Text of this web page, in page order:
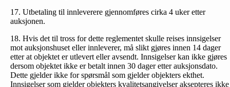
17. Utbetaling til innleverere gjennomføres cirka 4 uker etter
auksjonen.
18. Hvis det til tross for dette reglementet skulle reises inn­sigelser
mot auksjonshuset eller innleverer, må slikt gjøres innen 14 dager
etter at objektet er utlevert eller avsendt. Innsigelser kan ikke gjøres
dersom objektet ikke er betalt innen 30 dager etter auksjonsdato.
Dette gjelder ikke for spørsmål som gjelder objekters ekthet.
Innsigelser som gjelder objekters kvalitetsangivelser aksepteres ikke